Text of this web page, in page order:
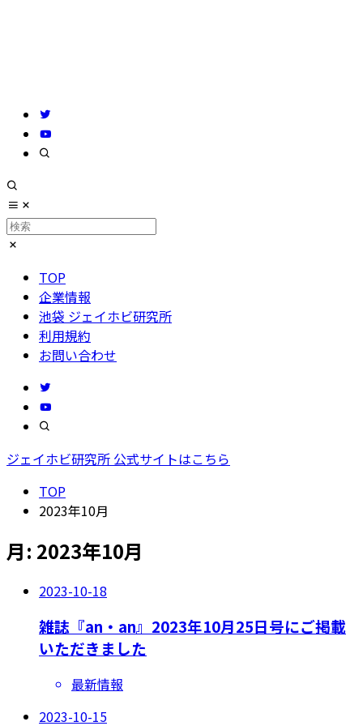
TOP
企業情報
池袋 ジェイホビ研究所
利用規約
お問い合わせ
ジェイホビ研究所 公式サイトはこちら
TOP
2023年10月
月: 2023年10月
2023-10-18
雑誌『an・an』2023年10月25日号にご掲載
いただきました
最新情報
2023-10-15